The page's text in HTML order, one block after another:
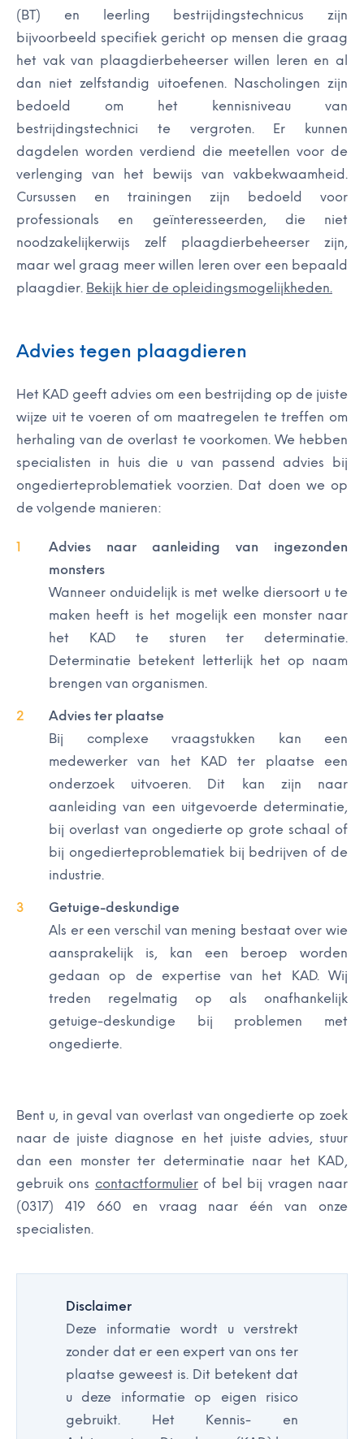
(BT) en leerling bestrijdingstechnicus zijn
bijvoorbeeld specifiek gericht op mensen die graag
het vak van plaagdierbeheerser willen leren en al
dan niet zelfstandig uitoefenen. Nascholingen zijn
bedoeld om het kennisniveau van
bestrijdingstechnici te vergroten. Er kunnen
dagdelen worden verdiend die meetellen voor de
verlenging van het bewijs van vakbekwaamheid.
Cursussen en trainingen zijn bedoeld voor
professionals en geïnteresseerden, die niet
noodzakelijkerwijs zelf plaagdierbeheerser zijn,
maar wel graag meer willen leren over een bepaald
plaagdier. Bekijk hier de opleidingsmogelijkheden.
Advies tegen plaagdieren
Het KAD geeft advies om een bestrijding op de juiste
wijze uit te voeren of om maatregelen te treffen om
herhaling van de overlast te voorkomen. We hebben
specialisten in huis die u van passend advies bij
ongedierteproblematiek voorzien. Dat doen we op
de volgende manieren:
Advies naar aanleiding van ingezonden
monsters
Wanneer onduidelijk is met welke diersoort u te
maken heeft is het mogelijk een monster naar
het KAD te sturen ter determinatie.
Determinatie betekent letterlijk het op naam
brengen van organismen.
Advies ter plaatse
Bij complexe vraagstukken kan een
medewerker van het KAD ter plaatse een
onderzoek uitvoeren. Dit kan zijn naar
aanleiding van een uitgevoerde determinatie,
bij overlast van ongedierte op grote schaal of
bij ongedierteproblematiek bij bedrijven of de
industrie.
Getuige-deskundige
Als er een verschil van mening bestaat over wie
aansprakelijk is, kan een beroep worden
gedaan op de expertise van het KAD. Wij
treden regelmatig op als onafhankelijk
getuige-deskundige bij problemen met
ongedierte.
Bent u, in geval van overlast van ongedierte op zoek
naar de juiste diagnose en het juiste advies, stuur
dan een monster ter determinatie naar het KAD,
gebruik ons contactformulierof bel bij vragen naar
(0317) 419 660 en vraag naar één van onze
specialisten.
Disclaimer
Deze informatie wordt u verstrekt
zonder dat er een expert van ons ter
plaatse geweest is. Dit betekent dat
u deze informatie op eigen risico
gebruikt. Het Kennis- en